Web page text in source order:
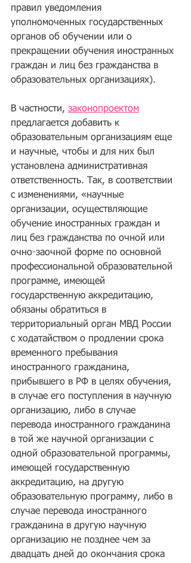
правил уведомления
уполномоченных государственных
органов об обучении или о
прекращении обучения иностранных
граждан и лиц без гражданства в
образовательных организациях).
В частности, законопроектом
предлагается добавить к
образовательным организациям еще
и научные, чтобы и для них был
установлена административная
ответственность. Так, в соответствии
с изменениями, «научные
организации, осуществляющие
обучение иностранных граждан и
лиц без гражданства по очной или
очно-заочной форме по основной
профессиональной образовательной
программе, имеющей
государственную аккредитацию,
обязаны обратиться в
территориальный орган МВД России
с ходатайством о продлении срока
временного пребывания
иностранного гражданина,
прибывшего в РФ в целях обучения,
в случае его поступления в научную
организацию, либо в случае
перевода иностранного гражданина
в той же научной организации с
одной образовательной программы,
имеющей государственную
аккредитацию, на другую
образовательную программу, либо в
случае перевода иностранного
гражданина в другую научную
организацию не позднее чем за
двадцать дней до окончания срока